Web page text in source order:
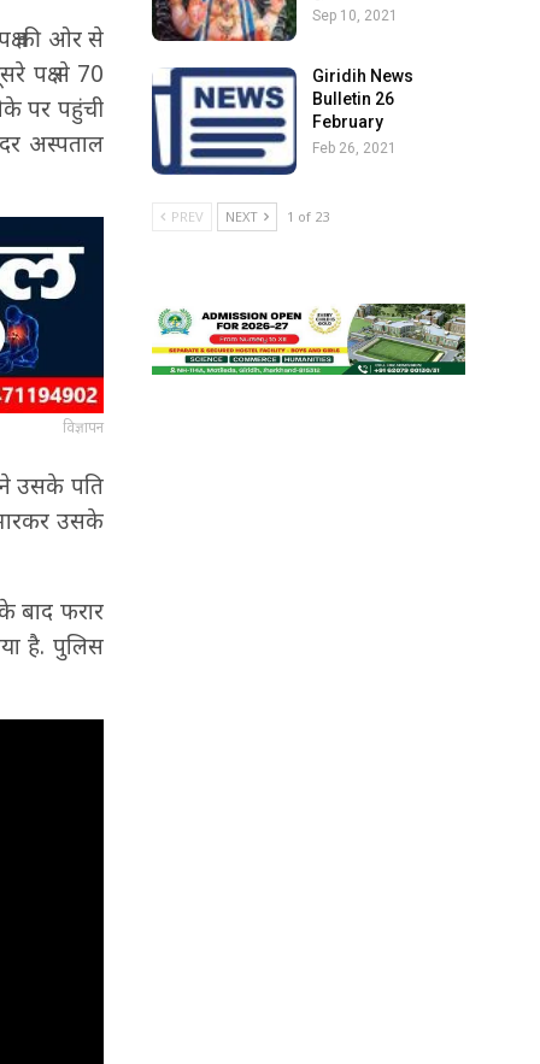
की ओर से
पक्ष से 70
पर पहुंची
अस्पताल
विज्ञापन
उसके पति
उसके
बाद फरार
है. पुलिस
Sep 10, 2021
Giridih News
Bulletin 26
February
Feb 26, 2021
PREV NEXT 1 of 23